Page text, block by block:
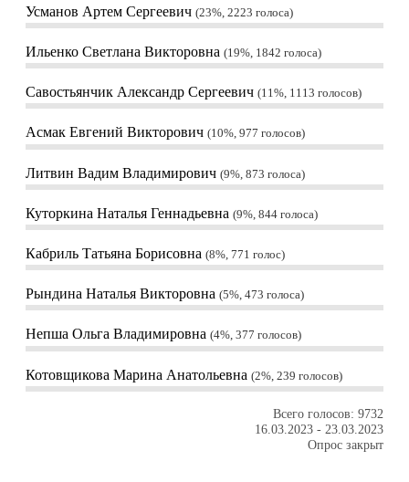
Усманов Артем Сергеевич 23%, 2223 голоса
Ильенко Светлана Викторовна 19%, 1842 голоса
Савостьянчик Александр Сергеевич 11%, 1113 голосов
Асмак Евгений Викторович 10%, 977 голосов
Литвин Вадим Владимирович 9%, 873 голоса
Куторкина Наталья Геннадьевна 9%, 844 голоса
Кабриль Татьяна Борисовна 8%, 771 голос
Рындина Наталья Викторовна 5%, 473 голоса
Непша Ольга Владимировна 4%, 377 голосов
Котовщикова Марина Анатольевна 2%, 239 голосов
Всего голосов: 9732
16.03.2023 - 23.03.2023
Опрос закрыт